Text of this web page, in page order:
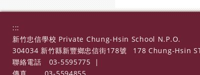
:::
新竹忠信學校 Private Chung-Hsin School N.P.O.
304034 新竹縣新豐鄉忠信街178號
178 Chung-Hsin
聯絡電話
03-5595775
|